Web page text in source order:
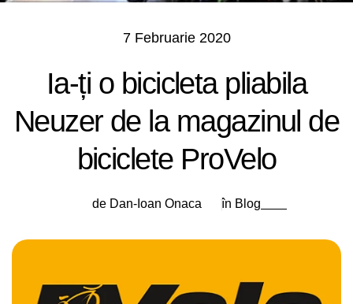
7 Februarie 2020
Ia-ți o bicicleta pliabila
Neuzer de la magazinul de
biciclete ProVelo
de Dan-Ioan Onaca în Blog